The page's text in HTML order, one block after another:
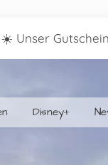
Parcs ☀️20%
Disney+